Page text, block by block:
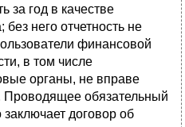
за год в качестве
без него отчетность не
финансовой
в том числе
органы, не вправе
Проводящее обязательный
договор об